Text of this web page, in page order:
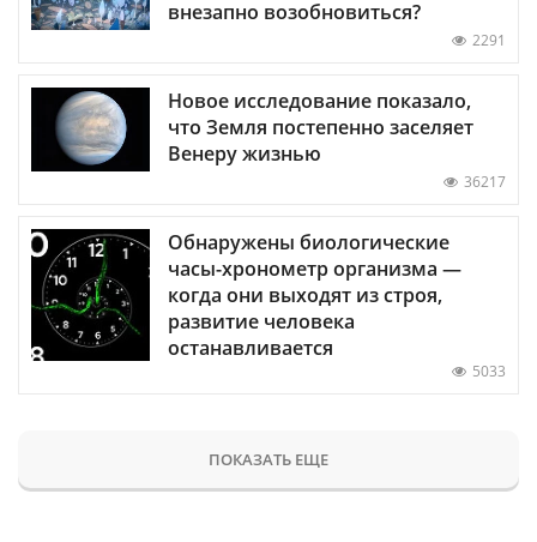
внезапно возобновиться?
2291
Новое исследование показало,
что Земля постепенно заселяет
Венеру жизнью
36217
Обнаружены биологические
часы-хронометр организма —
когда они выходят из строя,
развитие человека
останавливается
5033
ПОКАЗАТЬ ЕЩЕ